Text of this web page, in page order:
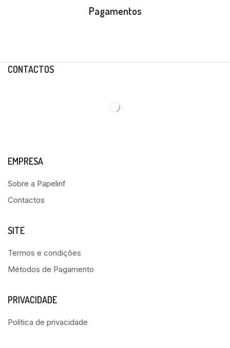
Pagamentos
CONTACTOS
EMPRESA
Sobre a Papelinf
Contactos
SITE
Termos e condições
Métodos de Pagamento
PRIVACIDADE
Política de privacidade